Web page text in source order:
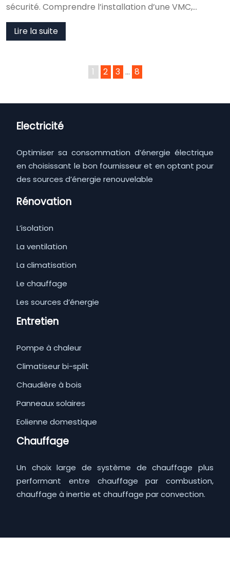
sécurité. Comprendre l’installation d’une VMC,…
Lire la suite
1 2 3 … 8
Electricité
Optimiser sa consommation d’énergie électrique
en choisissant le bon fournisseur et en optant pour
des sources d’énergie renouvelable
Rénovation
L’isolation
La ventilation
La climatisation
Le chauffage
Les sources d’énergie
Entretien
Pompe à chaleur
Climatiseur bi-split
Chaudière à bois
Panneaux solaires
Eolienne domestique
Chauffage
Un choix large de système de chauffage plus
performant entre chauffage par combustion,
chauffage à inertie et chauffage par convection.